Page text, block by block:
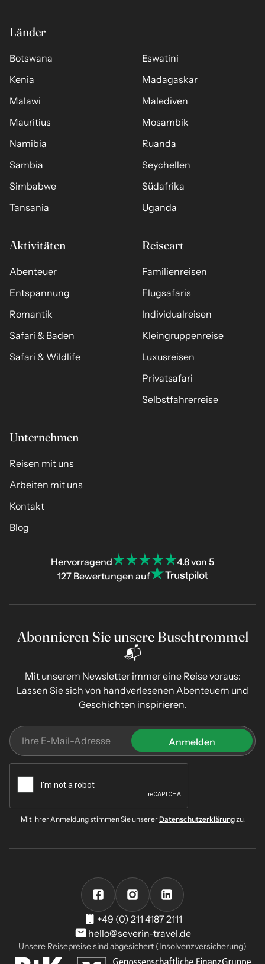
Länder
Botswana
Eswatini
Kenia
Madagaskar
Malawi
Malediven
Mauritius
Mosambik
Namibia
Ruanda
Sambia
Seychellen
Simbabwe
Südafrika
Tansania
Uganda
Aktivitäten
Abenteuer
Entspannung
Romantik
Safari & Baden
Safari & Wildlife
Reiseart
Familienreisen
Flugsafaris
Individualreisen
Kleingruppenreise
Luxusreisen
Privatsafari
Selbstfahrerreise
Unternehmen
Reisen mit uns
Arbeiten mit uns
Kontakt
Blog
Hervorragend
4.8 von 5
127 Bewertungen auf
Abonnieren Sie unsere Buschtrommel
📬
Mit unserem Newsletter immer eine Reise voraus:
Lassen Sie sich von handverlesenen Abenteuern und
Geschichten inspirieren.
Mit Ihrer Anmeldung stimmen Sie unsererDatenschutzerklärungzu.
+49 (0) 211 4187 2111
hello@severin-travel.de
Unsere Reisepreise sind abgesichert (Insolvenzversicherung)